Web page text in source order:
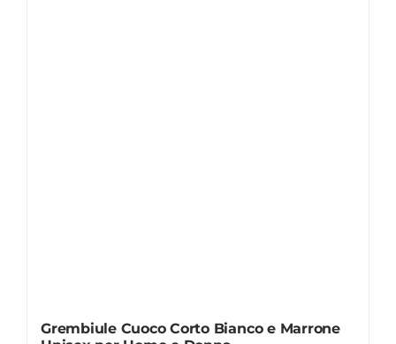
Grembiule Cuoco Corto Bianco e Marrone